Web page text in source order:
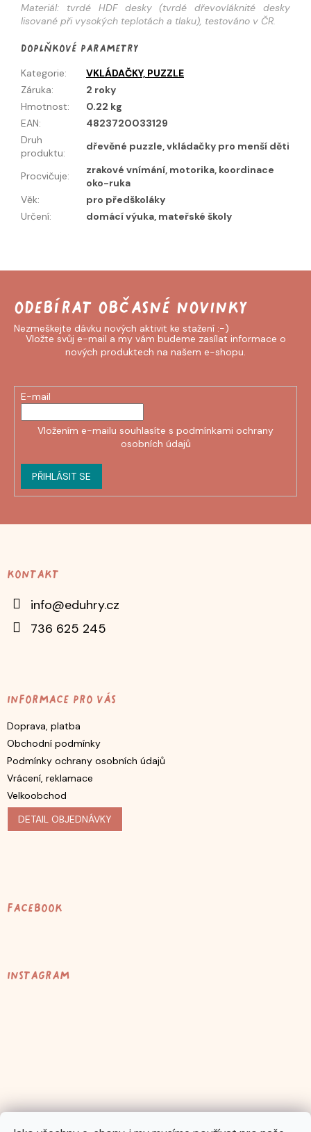
Materiál: tvrdé HDF desky (tvrdé dřevovláknité desky
lisované při vysokých teplotách a tlaku), testováno v ČR.
Doplňkové parametry
Kategorie:
VKLÁDAČKY, PUZZLE
Záruka:
2 roky
Hmotnost:
0.22 kg
EAN:
4823720033129
Druh
produktu:
dřevěné puzzle, vkládačky pro menší děti
Procvičuje:
zrakové vnímání, motorika, koordinace
oko-ruka
Věk:
pro předškoláky
Určení: domácí výuka, mateřské školy
Vložte svůj e-mail a my vám budeme zasílat informace o
nových produktech na našem e-shopu.
E-mail
Vložením e-mailu souhlasíte s podmínkami ochrany
osobních údajů
PŘIHLÁSIT SE
Kontakt
info@eduhry.cz
736 625 245
Informace pro vás
Doprava, platba
Obchodní podmínky
Podmínky ochrany osobních údajů
Vrácení, reklamace
Velkoobchod
DETAIL OBJEDNÁVKY
Facebook
Instagram